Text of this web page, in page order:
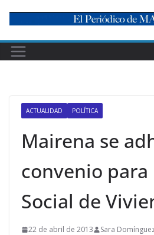
content
ACTUALIDAD POLÍTICA
Mairena se
convenio para
Social de
22 de abril de 2013 Sara